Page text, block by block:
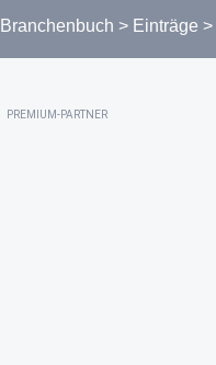
Branchenbuch > Einträge >
PREMIUM-PARTNER